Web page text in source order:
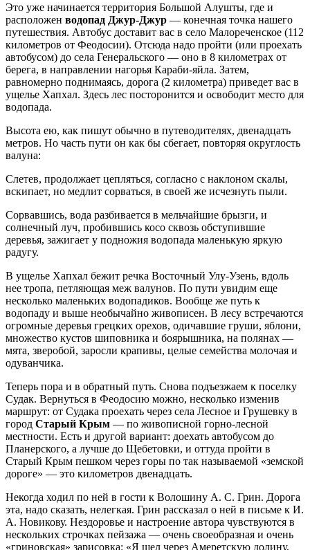
Это уже начинается территория Большой Алушты, где и
расположен водопад Джур-Джур — конечная точка нашего
путешествия. Автобус доставит вас в село Малореченское (112
километров от Феодосии). Отсюда надо пройти (или проехать
автобусом) до села Генеральского — оно в 8 километрах от
берега, в направлении нагорья Караби-яйла. Затем,
равномерно поднимаясь, дорога (2 километра) приведет вас в
ущелье Хапхал. Здесь лес посторонится и освободит место для
водопада.
Высота ею, как пишут обычно в путеводителях, двенадцать
метров. Но часть пути он как бы сбегает, повторяя округлость
валуна:
Слетев, продолжает цепляться, согласно с наклоном скалы,
вскипает, но медлит сорваться, в своей же исчезнуть пыли.
Сорвавшись, вода разбивается в мельчайшие брызги, и
солнечный луч, пробившись косо сквозь обступившие
деревья, зажигает у подножия водопада маленькую яркую
радугу.
В ущелье Хапхал бежит речка Восточный Улу-Узень, вдоль
нее тропа, петляющая меж валунов. По пути увидим еще
несколько маленьких водопадиков. Вообще же путь к
водопаду и выше необычайно живописен. В лесу встречаются
огромные деревья грецких орехов, одичавшие груши, яблони,
множество кустов шиповника и боярышника, на полянах —
мята, зверобой, заросли крапивы, целые семейства молочая и
одуванчика.
Теперь пора и в обратный путь. Снова подъезжаем к поселку
Судак. Вернуться в Феодосию можно, несколько изменив
маршрут: от Судака проехать через села Лесное и Грушевку в
город Старый Крым — по живописной горно-лесной
местности. Есть и другой вариант: доехать автобусом до
Планерского, а лучше до Щебетовки, и оттуда пройти в
Старый Крым пешком через горы по так называемой «земской
дороге» — это километров двенадцать.
Некогда ходил по ней в гости к Волошину А. С. Грин. Дорога
эта, надо сказать, нелегкая. Грин рассказал о ней в письме к И.
А. Новикову. Нездоровье и настроение автора чувствуются в
нескольких строчках пейзажа — очень своеобразная и очень
«гриновская» зарисовка: «Я шел через Амеретскую долину,